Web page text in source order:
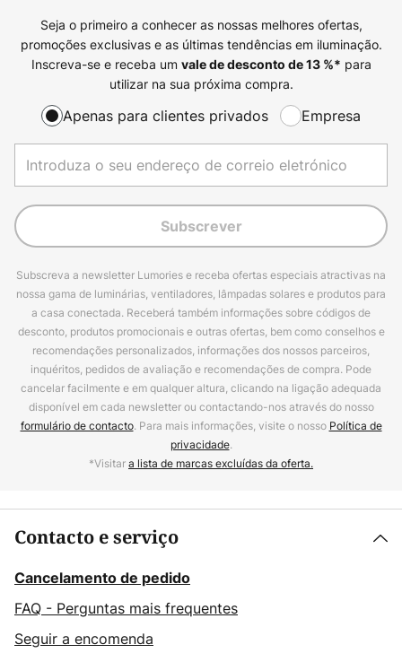
Seja o primeiro a conhecer as nossas melhores ofertas,
promoções exclusivas e as últimas tendências em iluminação.
Inscreva-se e receba um vale de desconto de13%* para
utilizar na sua próxima compra.
Apenas para clientes privados Empresa
Subscrever
Subscreva a newsletter Lumories e receba ofertas especiais atractivas na
nossa gama de luminárias, ventiladores, lâmpadas solares e produtos para
a casa conectada. Receberá também informações sobre códigos de
desconto, produtos promocionais e outras ofertas, bem como conselhos e
recomendações personalizados, informações dos nossos parceiros,
inquéritos, pedidos de avaliação e recomendações de compra. Pode
cancelar facilmente e em qualquer altura, clicando na ligação adequada
disponível em cada newsletter ou contactando-nos através do nosso
formulário de contacto. Para mais informações, visite o nosso Política de
privacidade.
*Visitara lista de marcas excluídas da oferta.
Contacto e serviço
Cancelamento de pedido
FAQ - Perguntas mais frequentes
Seguir a encomenda